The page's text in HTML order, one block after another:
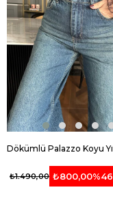
₺800,00%46
₺1.490,00